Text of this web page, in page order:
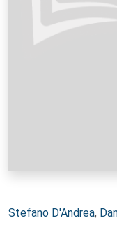
Autori:
Stefano D'Andrea,